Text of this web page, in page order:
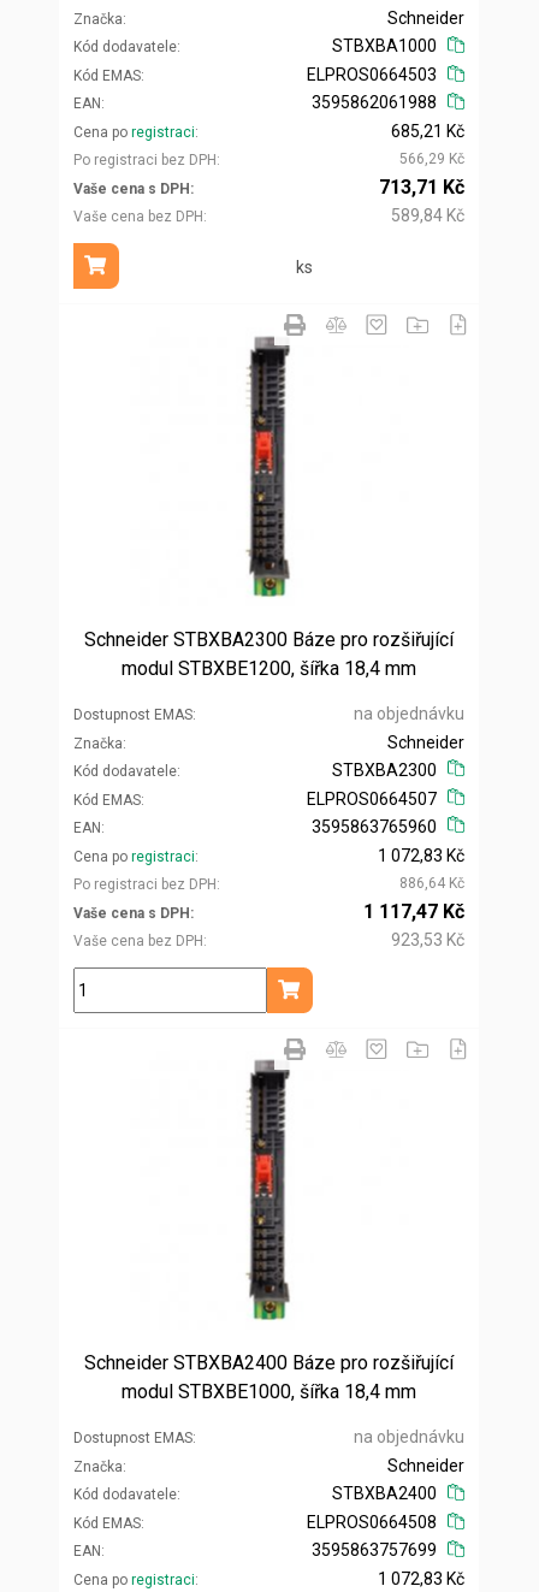
Značka
Kód dodavatele
Schneider
STBXBA1000
Kód EMAS
EAN
ELPROS0664503
3595862061988
Cena po registraci
Po registraci bez DPH
685,21 Kč
566,29 Kč
Vaše cena s DPH
Vaše cena bez DPH
713,71 Kč
589,84 Kč
ks
Přidat do košíku
Schneider STBXBA2300 Báze pro rozšiřující
modul STBXBE1200, šířka 18,4 mm
Dostupnost EMAS na objednávku
Značka
Kód dodavatele
Schneider
STBXBA2300
Kód EMAS
EAN
ELPROS0664507
3595863765960
Cena po registraci
Po registraci bez DPH
1 072,83 Kč
886,64 Kč
Vaše cena s DPH
Vaše cena bez DPH
1 117,47 Kč
923,53 Kč
ks
Přidat do košíku
Schneider STBXBA2400 Báze pro rozšiřující
modul STBXBE1000, šířka 18,4 mm
Dostupnost EMAS na objednávku
Značka
Kód dodavatele
Schneider
STBXBA2400
Kód EMAS
EAN
ELPROS0664508
3595863757699
Cena po registraci 1 072,83 Kč